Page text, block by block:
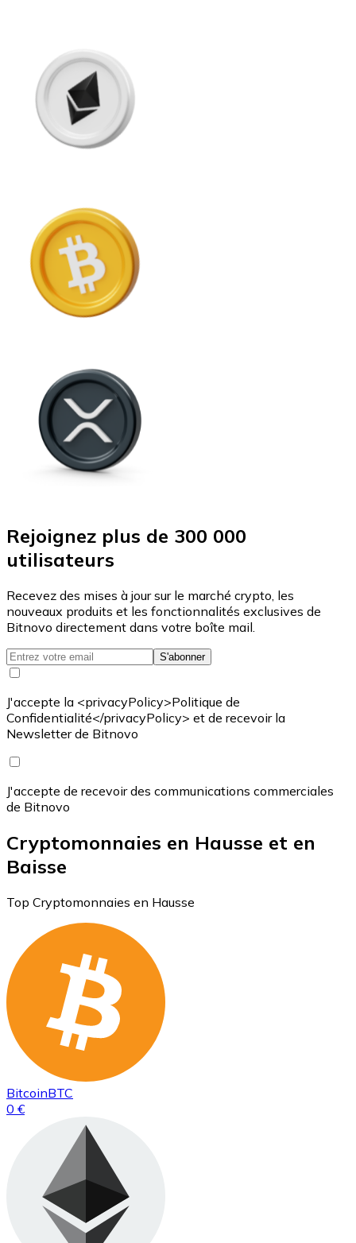
Rejoignez plus de 300 000
utilisateurs
Recevez des mises à jour sur le marché crypto, les
nouveaux produits et les fonctionnalités exclusives de
Bitnovo directement dans votre boîte mail.
S'abonner
J'accepte la <privacyPolicy>Politique de
Confidentialité</privacyPolicy> et de recevoir la
Newsletter de Bitnovo
J'accepte de recevoir des communications commerciales
de Bitnovo
Cryptomonnaies en Hausse et en
Baisse
Top Cryptomonnaies en Hausse
BitcoinBTC
0 €